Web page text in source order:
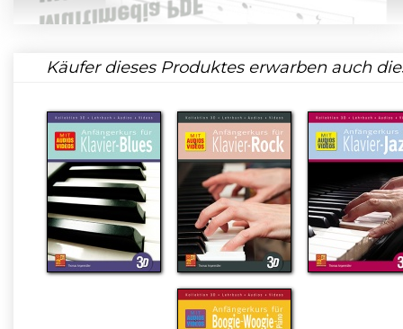
Käufer dieses Produktes erwarben auch